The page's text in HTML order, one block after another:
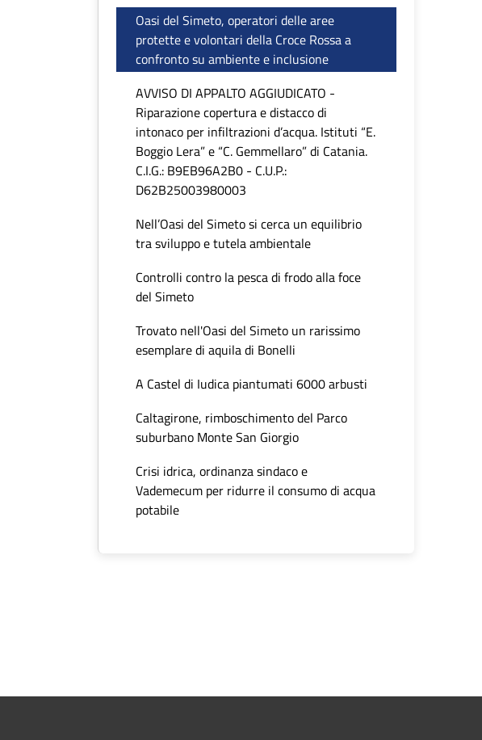
Oasi del Simeto, operatori delle aree
protette e volontari della Croce Rossa a
confronto su ambiente e inclusione
AVVISO DI APPALTO AGGIUDICATO -
Riparazione copertura e distacco di
intonaco per infiltrazioni d’acqua. Istituti “E.
Boggio Lera” e “C. Gemmellaro” di Catania.
C.I.G.: B9EB96A2B0 - C.U.P.:
D62B25003980003
Nell’Oasi del Simeto si cerca un equilibrio
tra sviluppo e tutela ambientale
Controlli contro la pesca di frodo alla foce
del Simeto
Trovato nell'Oasi del Simeto un rarissimo
esemplare di aquila di Bonelli
A Castel di Iudica piantumati 6000 arbusti
Caltagirone, rimboschimento del Parco
suburbano Monte San Giorgio
Crisi idrica, ordinanza sindaco e
Vademecum per ridurre il consumo di acqua
potabile